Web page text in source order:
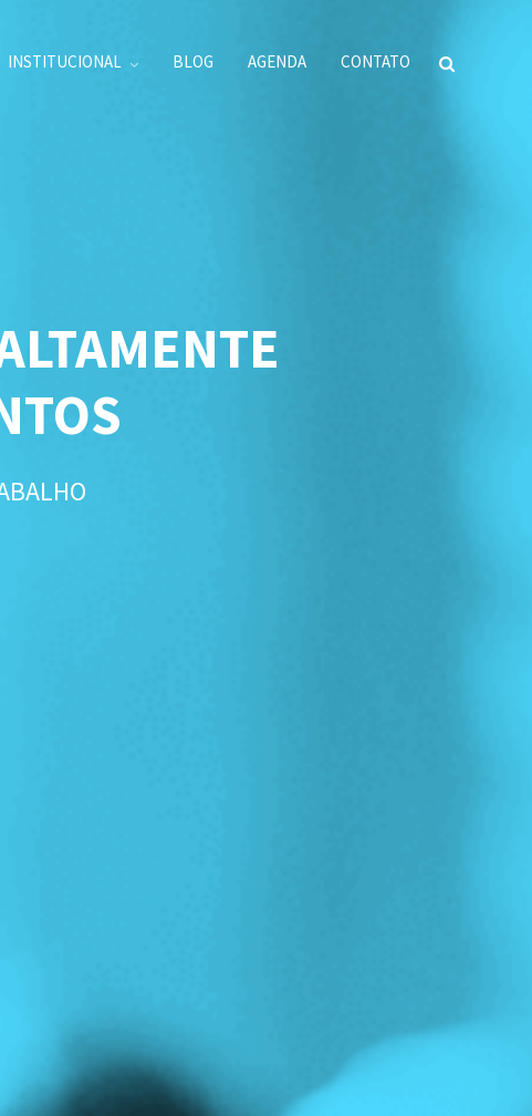
INSTITUCIONAL BLOG AGENDA CONTATO